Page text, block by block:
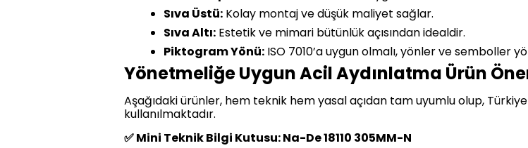
Sıva Üstü: Kolay montaj ve düşük maliyet sağlar.
Sıva Altı: Estetik ve mimari bütünlük açısından idealdir.
Piktogram Yönü: ISO 7010’a uygun olmalı, yönler ve
Yönetmeliğe Uygun Acil Aydınlatma Ürün
Aşağıdaki ürünler, hem teknik hem yasal açıdan tam uyumlu olup,
kullanılmaktadır.
✅ Mini Teknik Bilgi Kutusu: Na-De 18110 305MM-N